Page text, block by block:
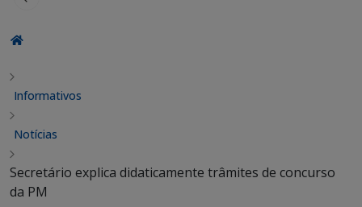
Informativos
Notícias
Secretário explica didaticamente trâmites de concurso
da PM